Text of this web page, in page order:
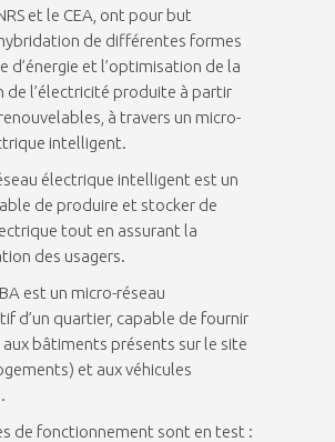
et le CEA, ont pour but
de différentes formes
d’énergie et l’optimisation de la
de l’électricité produite à partir
à travers un micro-
intelligent.
électrique intelligent est un
de produire et stocker de
tout en assurant la
des usagers.
est un micro-réseau
d’un quartier, capable de fournir
aux bâtiments présents sur le site
et aux véhicules
de fonctionnement sont en test :